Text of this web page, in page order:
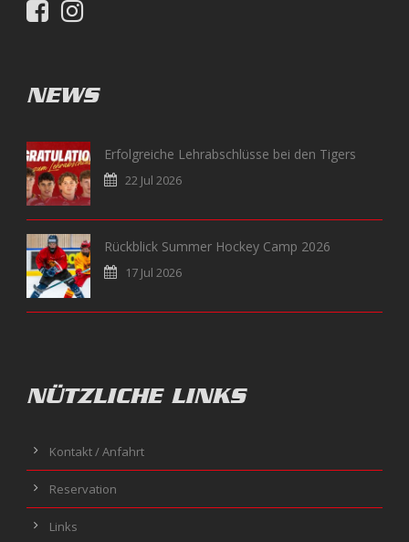
NEWS
Erfolgreiche Lehrabschlüsse bei den Tigers
22 Jul 2026
Rückblick Summer Hockey Camp 2026
17 Jul 2026
NÜTZLICHE LINKS
Kontakt / Anfahrt
Reservation
Links